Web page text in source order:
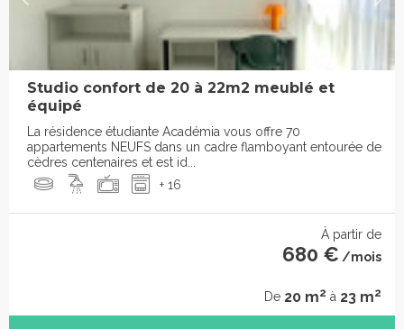
Studio confort de 20 à 22m2 meublé et
équipé
La résidence étudiante Académia vous offre 70
appartements NEUFS dans un cadre flamboyant entourée de
cèdres centenaires et est id...
+ 16
À partir de
680 € /mois
De 20 m2 à 23 m2